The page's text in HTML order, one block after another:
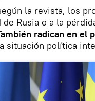
la revista, los
Rusia o a la
radican en el
situación política